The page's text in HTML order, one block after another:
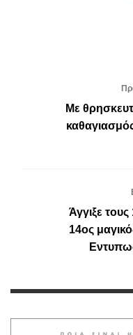
Με
Άγγιξε
14ος